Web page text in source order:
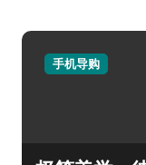
手机导购